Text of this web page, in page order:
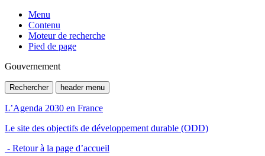
Menu
Contenu
Moteur de recherche
Pied de page
Gouvernement
Rechercher header menu
L’Agenda 2030 en France
Le site des objectifs de développement durable (ODD)
- Retour à la page d’accueil